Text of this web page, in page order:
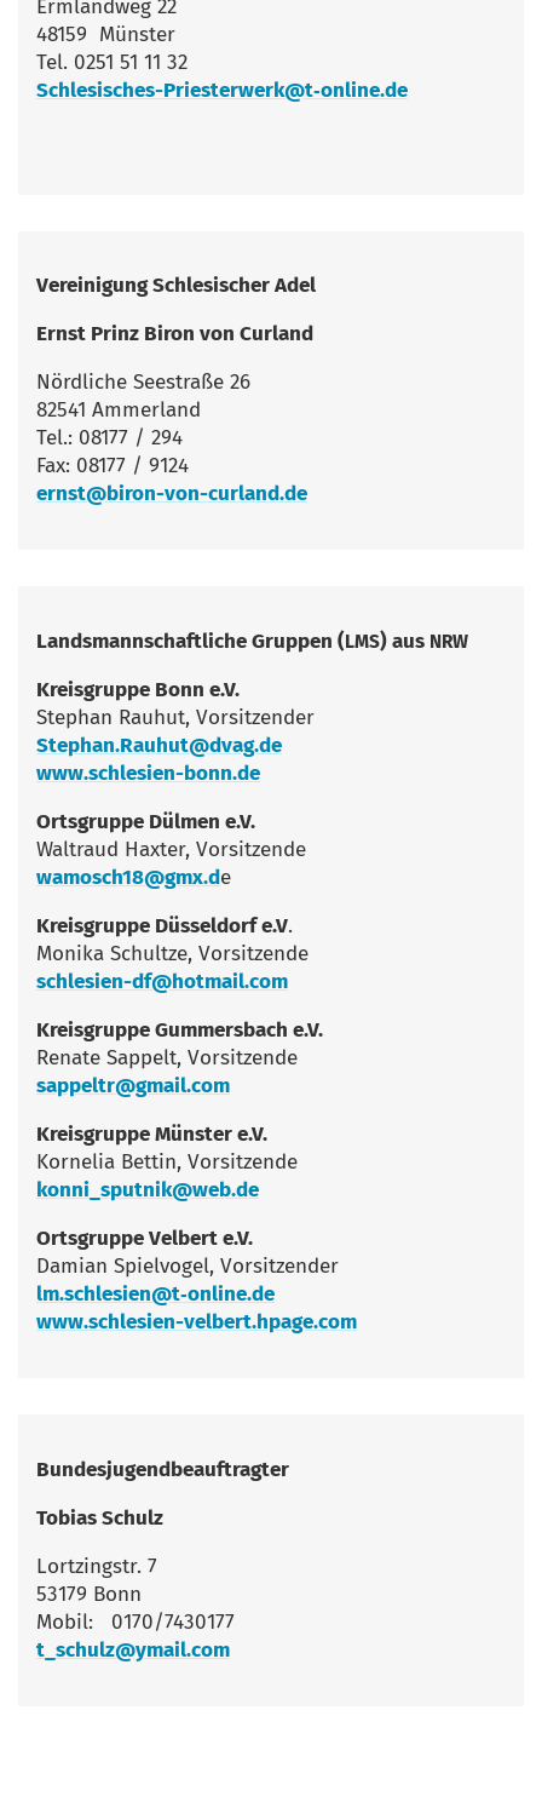
Erm­land­weg 22
48159 Münster
Tel. 0251 51 11 32
Schlesisches-Priesterwerk@t‑online.de
Ver­ei­ni­gung Schle­si­scher Adel
Ernst Prinz Biron von Curland
Nörd­li­che See­stra­ße 26
82541 Ammerland
Tel.: 08177 / 294
Fax: 08177 / 9124
ernst@biron-von-curland.de
Lands­mann­schaft­li­che Grup­pen (LMS) aus NRW
Kreis­grup­pe Bonn e.V.
Ste­phan Rau­hut, Vorsitzender
Stephan.Rauhut@dvag.de
www.schlesien-bonn.de
Orts­grup­pe Dül­men e.V.
Wal­traud Hax­ter, Vorsitzende
wamosch18@gmx.de
Kreis­grup­pe Düs­sel­dorf e.V.
Moni­ka Schult­ze, Vorsitzende
schlesien-df@hotmail.com
Kreis­grup­pe Gum­mers­bach e.V.
Rena­te Sap­pelt, Vorsitzende
sappeltr@gmail.com
Kreis­grup­pe Müns­ter e.V.
Kor­ne­lia Bet­tin, Vorsitzende
konni_sputnik@web.de
Orts­grup­pe Vel­bert e.V.
Dami­an Spiel­vo­gel, Vorsitzender
lm.schlesien@t‑online.de
www.schlesien-velbert.hpage.com
Bun­des­ju­gend­be­auf­trag­ter
Tobi­as Schulz
Lortzingstr. 7
53179 Bonn
Mobil: 0170/7430177
t_schulz@ymail.com